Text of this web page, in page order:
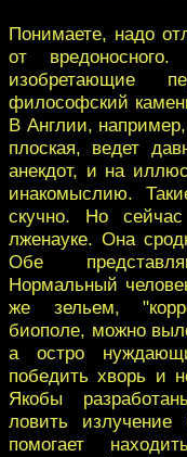
Понимаете, надо
от
изобретающие
философский
В Англии,
плоская, ведет
анекдот, и на
инакомыслию.
скучно. Но
лженауке. Она
Обе
Нормальный
же зельем,
биополе, можно
а остро
победить хворь и
Якобы
ловить излучение
помогает